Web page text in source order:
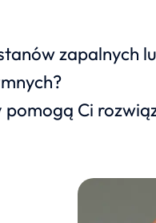
zapalnych
Ci